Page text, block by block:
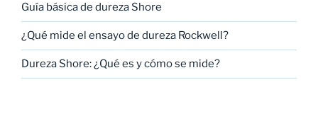
Guía básica de dureza Shore
¿Qué mide el ensayo de dureza Rockwell?
Dureza Shore: ¿Qué es y cómo se mide?